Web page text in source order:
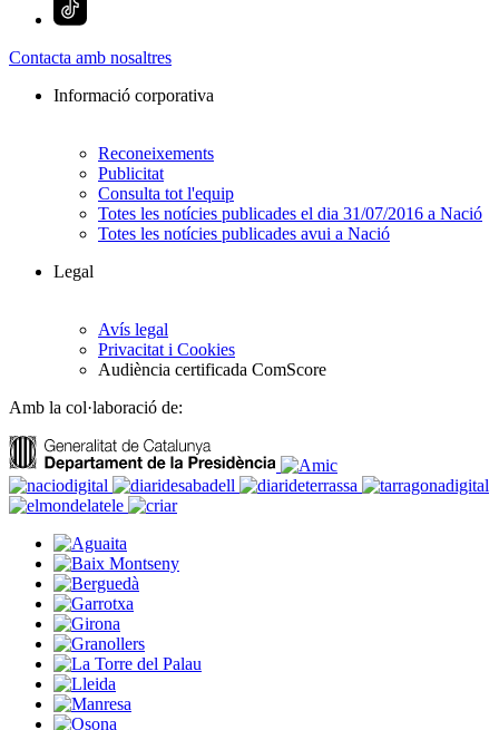
Contacta amb nosaltres
Informació corporativa
Reconeixements
Publicitat
Consulta tot l'equip
Totes les notícies publicades el dia 31/07/2016 a Nació
Totes les notícies publicades avui a Nació
Legal
Avís legal
Privacitat i Cookies
Audiència certificada ComScore
Amb la col·laboració de: